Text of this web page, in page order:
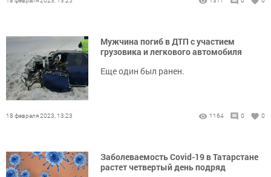
Мужчина погиб в ДТП с участием
грузовика и легкового автомобиля
Еще один был ранен.
18 февраля 2023, 13:23 1164 0 0
Заболеваемость Covid-19 в Татарстане
растет четвертый день подряд